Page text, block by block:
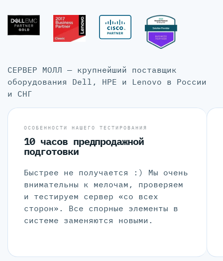
СЕРВЕР МОЛЛ — крупнейший поставщик
оборудования Dell, HPE и Lenovo в России
и СНГ
ОСОБЕННОСТИ НАШЕГО ТЕСТИРОВАНИЯ
10 часов предпродажной
подготовки
Быстрее не получается :) Мы очень
внимательны к мелочам, проверяем
и тестируем сервер «со всех
сторон». Все спорные элементы в
системе заменяются новыми.